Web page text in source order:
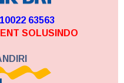
63563
SOLUSINDO